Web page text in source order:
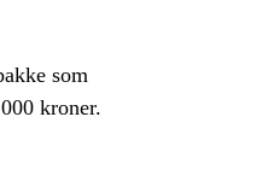
som
kroner.